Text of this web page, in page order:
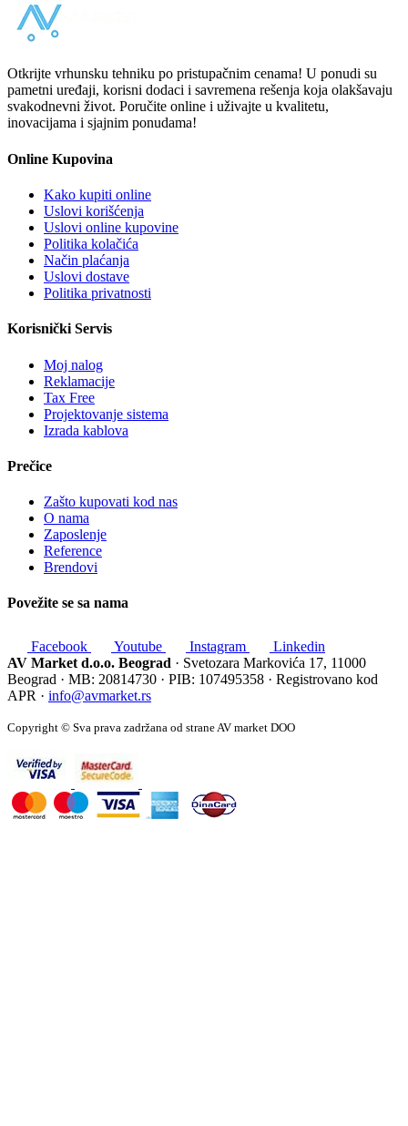
Otkrijte vrhunsku tehniku po pristupačnim cenama! U ponudi su
pametni uređaji, korisni dodaci i savremena rešenja koja olakšavaju
svakodnevni život. Poručite online i uživajte u kvalitetu,
inovacijama i sjajnim ponudama!
Online Kupovina
Kako kupiti online
Uslovi korišćenja
Uslovi online kupovine
Politika kolačića
Način plaćanja
Uslovi dostave
Politika privatnosti
Korisnički Servis
Moj nalog
Reklamacije
Tax Free
Projektovanje sistema
Izrada kablova
Prečice
Zašto kupovati kod nas
O nama
Zaposlenje
Reference
Brendovi
Povežite se sa nama
Facebook Youtube Instagram
Linkedin
AV Market d.o.o. Beograd · Svetozara Markovića 17, 11000
Beograd · MB: 20814730 · PIB: 107495358 · Registrovano kod
APR · info@avmarket.rs
Copyright © Sva prava zadržana od strane AV market DOO